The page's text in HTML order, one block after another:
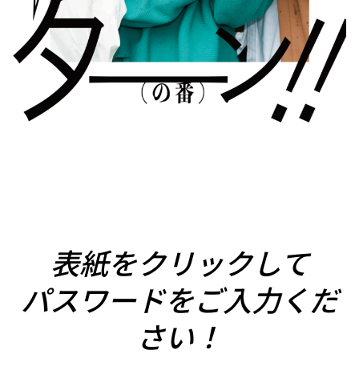
表紙をクリックして
パスワードをご入力くだ
さい！